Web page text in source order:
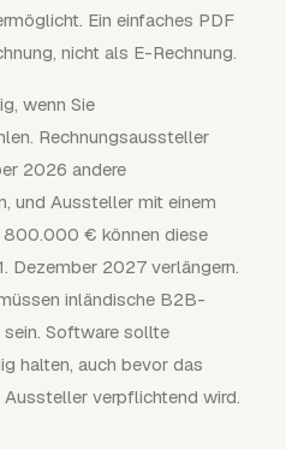
Ein einfaches PDF
nicht als E-Rechnung.
wenn Sie
Rechnungsaussteller
2026 andere
und Aussteller mit einem
800.000 € können diese
Dezember 2027 verlängern.
inländische B2B-
sein. Software sollte
halten, auch bevor das
verpflichtend wird.